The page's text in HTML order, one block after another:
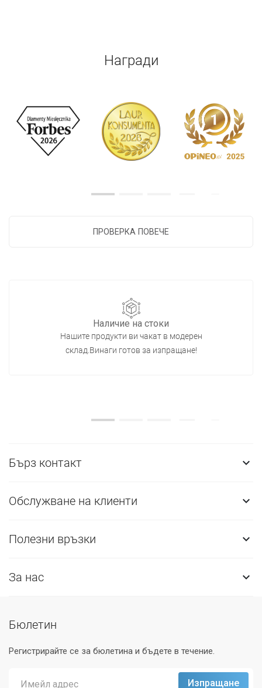
Награди
ПРОВЕРКА ПОВЕЧЕ
Наличие на стоки
Нашите продукти ви чакат в модерен
склад.Винаги готов за изпращане!
Бърз контакт 
Обслужване на клиенти 
Полезни връзки 
За нас 
Бюлетин
Регистрирайте се за бюлетина и бъдете в течение.